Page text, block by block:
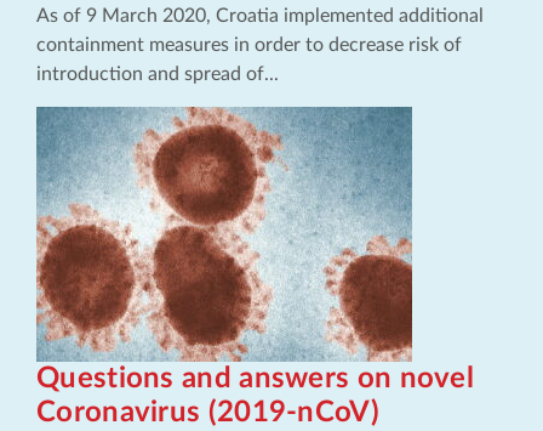
As of 9 March 2020, Croatia implemented additional
containment measures in order to decrease risk of
introduction and spread of...
Questions and answers on novel
Coronavirus (2019-nCoV)